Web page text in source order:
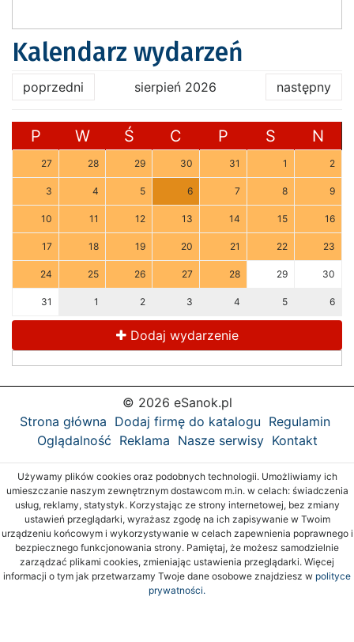
Kalendarz wydarzeń
poprzedni sierpień 2026 następny
P W Ś C P S N
27 28 29 30 31 1 2
3 4 5 6 7 8 9
10 11 12 13 14 15 16
17 18 19 20 21 22 23
24 25 26 27 28 29 30
31 1 2 3 4 5 6
Dodaj wydarzenie
© 2026 eSanok.pl
Strona główna Dodaj firmę do katalogu Regulamin
Oglądalność Reklama Nasze serwisy Kontakt
Używamy plików cookies oraz podobnych technologii. Umożliwiamy ich
umieszczanie naszym zewnętrznym dostawcom m.in. w celach: świadczenia
usług, reklamy, statystyk. Korzystając ze strony internetowej, bez zmiany
ustawień przeglądarki, wyrażasz zgodę na ich zapisywanie w Twoim
urządzeniu końcowym i wykorzystywanie w celach zapewnienia poprawnego i
bezpiecznego funkcjonowania strony. Pamiętaj, że możesz samodzielnie
zarządzać plikami cookies, zmieniając ustawienia przeglądarki. Więcej
informacji o tym jak przetwarzamy Twoje dane osobowe znajdziesz w polityce
prywatności.